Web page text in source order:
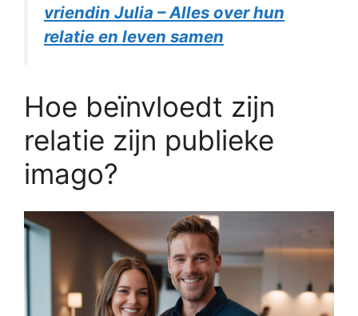
vriendin Julia – Alles over hun
relatie en leven samen
Hoe beïnvloedt zijn
relatie zijn publieke
imago?